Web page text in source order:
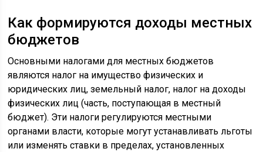
Как формируются доходы местных
бюджетов
Основными налогами для местных бюджетов
являются налог на имущество физических и
юридических лиц, земельный налог, налог на доходы
физических лиц (часть, поступающая в местный
бюджет). Эти налоги регулируются местными
органами власти, которые могут устанавливать льготы
или изменять ставки в пределах, установленных